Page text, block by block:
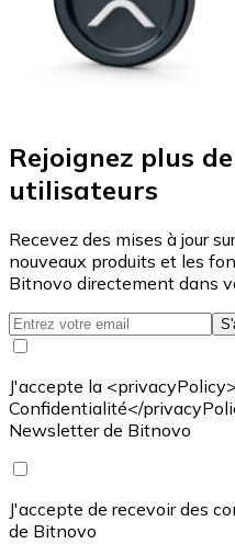
Rejoignez plus
utilisateurs
Recevez des mises à jour
nouveaux produits et les
Bitnovo directement dans
J'accepte la
Confidentialité</
Newsletter de Bitnovo
J'accepte de recevoir des
de Bitnovo